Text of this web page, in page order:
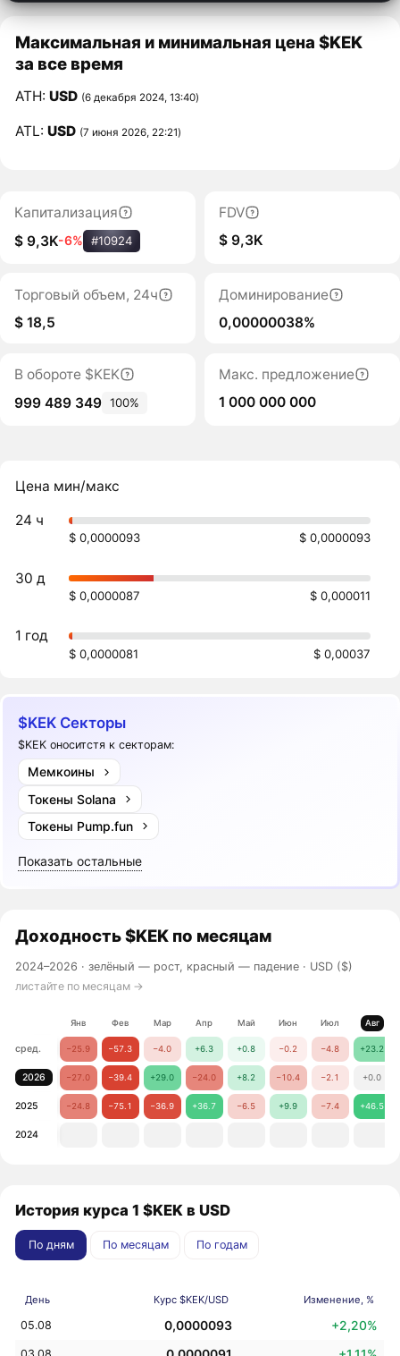
Максимальная и минимальная цена $KEK
за все время
ATH:USD (6 декабря 2024, 13:40)
ATL:USD (7 июня 2026, 22:21)
Капитализация
$ 9,3K-6% #10924
FDV
$ 9,3K
Торговый объем, 24ч
$ 18,5
Доминирование
0,00000038%
В обороте $KEK
999 489 349 100%
Макс. предложение
1 000 000 000
Цена мин/макс
24 ч
$ 0,0000093 $ 0,0000093
30 д
$ 0,0000087 $ 0,000011
1 год
$ 0,0000081 $ 0,00037
$KEK Секторы
$KEK оноситстя к секторам:
Мемкоины
Токены Solana
Токены Pump.fun
Показать остальные
Доходность$KEK по месяцам
2024–2026 ·зелёный — рост, красный — падение · USD ($)
листайте по месяцам →
Янв Фев Мар Апр Май Июн Июл Авг
сред. −25.9 −57.3 −4.0 +6.3 +0.8 −0.2 −4.8 +23.2
2026 −27.0 −39.4 +29.0 −24.0 +8.2 −10.4 −2.1 +0.0
2025 −24.8 −75.1 −36.9 +36.7 −6.5 +9.9 −7.4 +46.5
2024
История курса 1 $KEK в USD
По дням По месяцам По годам
День Курс $KEK/USD Изменение, %
05.08 0,0000093 +2,20%